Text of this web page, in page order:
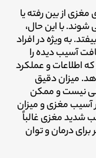
از بین رفته یا
شوند. با این حال،
به ویژه در افراد
آسیب دیده را
اطلاعات و عملکرد
میزان دقیق
نیست و ممکن
آسیب مغزی و میزان
شدید مغزی غالباً
درمان و توان